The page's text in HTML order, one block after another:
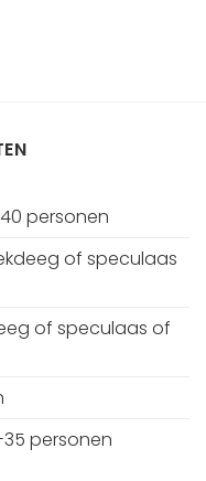
personen
of speculaas
of speculaas of
personen